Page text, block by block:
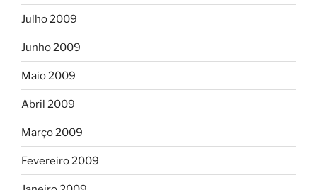
Julho 2009
Junho 2009
Maio 2009
Abril 2009
Março 2009
Fevereiro 2009